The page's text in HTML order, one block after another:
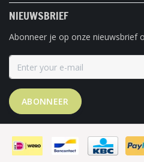
NIEUWSBRIEF
Abonneer je op onze nieuwsbrief
ABONNEER